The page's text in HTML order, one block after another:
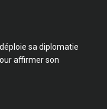
sa diplomatie
affirmer son